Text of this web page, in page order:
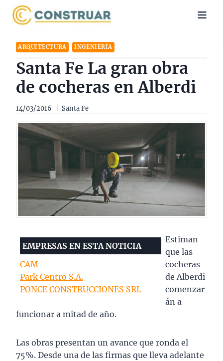
Saltar
ARQUITECTURA INGENIERÍA
Santa Fe La gran obra
de cocheras en Alberdi
14/03/2016 Santa Fe
EMPRESAS EN ESTA NOTICIA
CAM
Park Centro S.A.
PONCE CONSTRUCCIONES SRL
Estiman
que las
cocheras
de Alberdi
comenzar
án a
funcionar a mitad de año.
Las obras presentan un avance que ronda el
75%. Desde una de las firmas que lleva adelante